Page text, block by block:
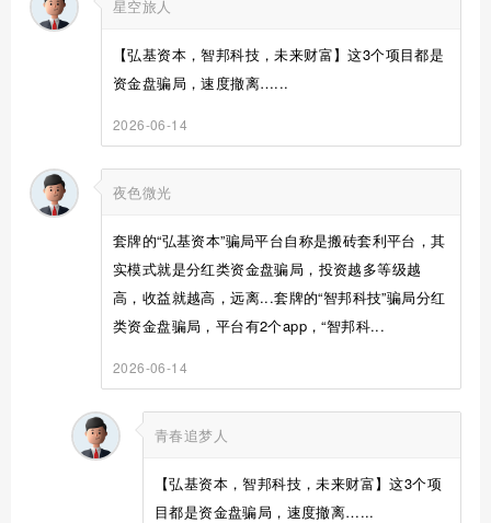
星空旅人
【弘基资本，智邦科技，未来财富】这3个项目都是
资金盘骗局，速度撤离…...
2026-06-14
夜色微光
套牌的“弘基资本”骗局平台自称是搬砖套利平台，其
实模式就是分红类资金盘骗局，投资越多等级越
高，收益就越高，远离...套牌的“智邦科技”骗局分红
类资金盘骗局，平台有2个app，“智邦科...
2026-06-14
青春追梦人
【弘基资本，智邦科技，未来财富】这3个项
目都是资金盘骗局，速度撤离…...